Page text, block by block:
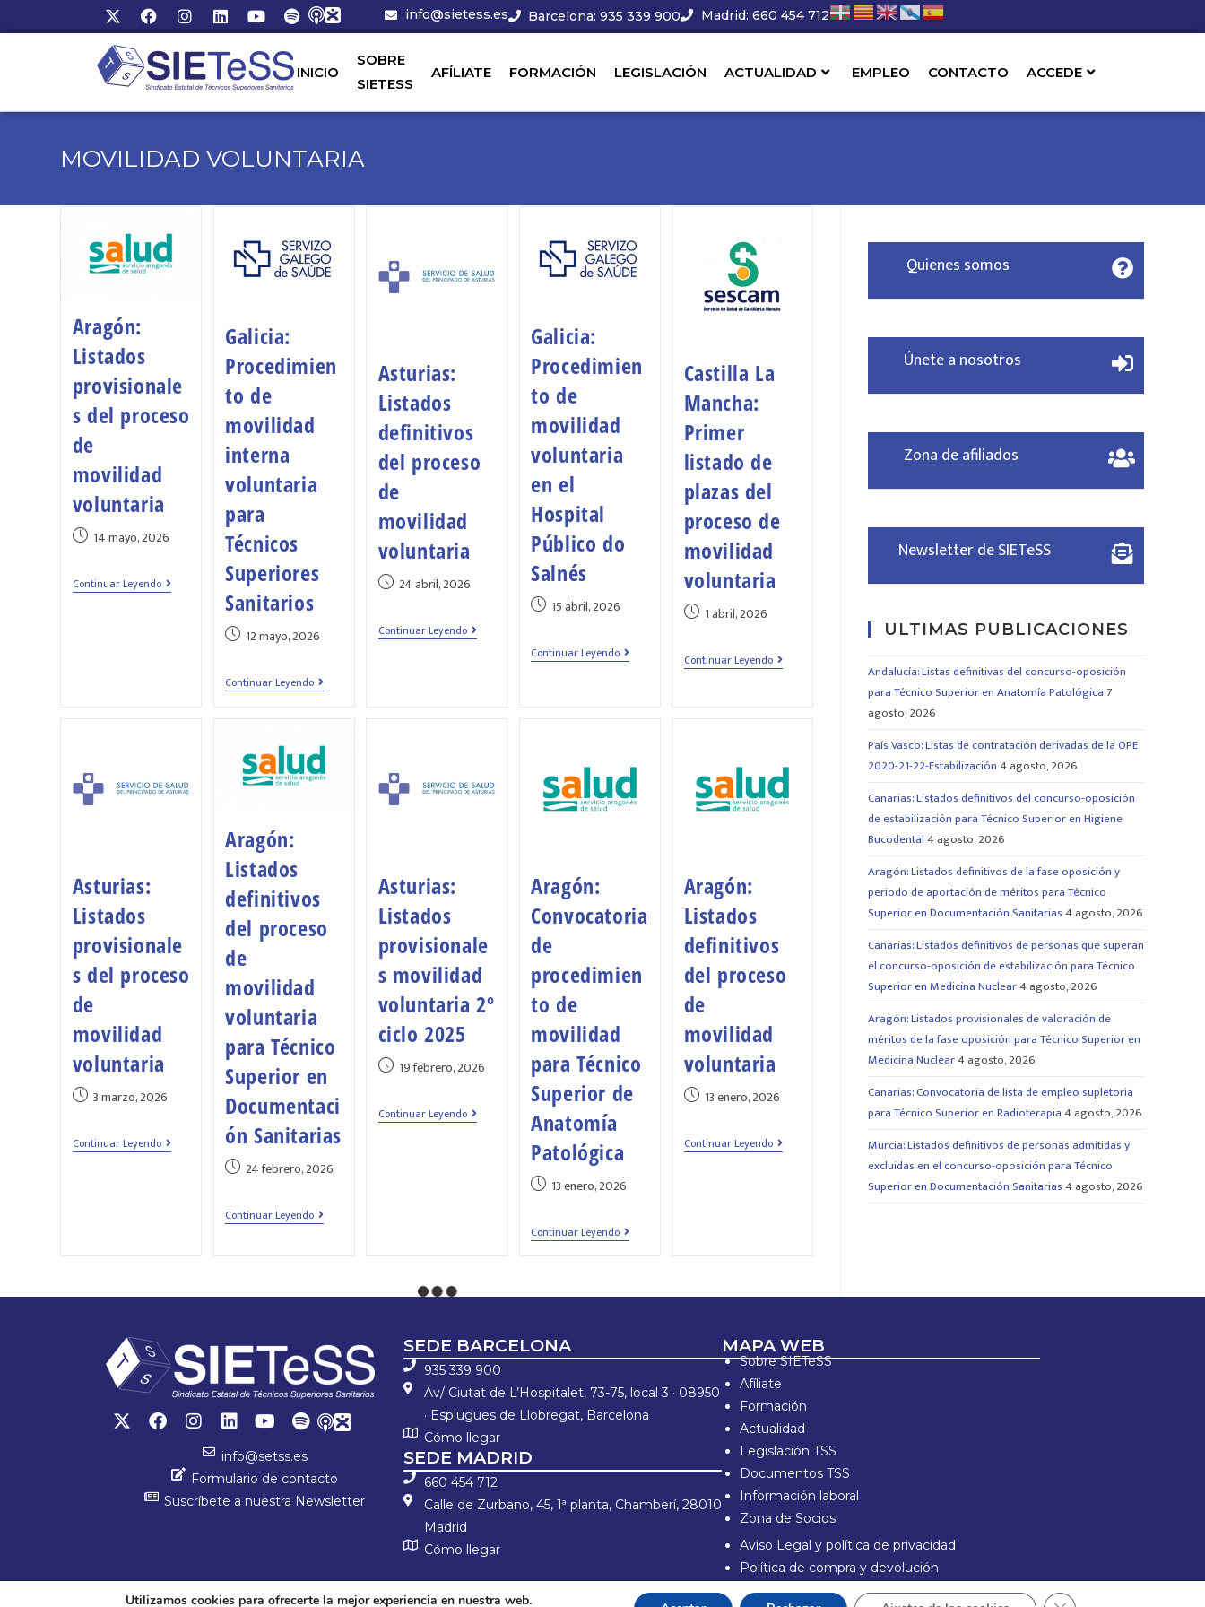
info@sietess.es Barcelona: 935 339 900 Madrid: 660 454 712
INICIO
SOBRE
SIETESS
AFÍLIATE FORMACIÓN LEGISLACIÓN ACTUALIDAD EMPLEO CONTACTO ACCEDE
MOVILIDAD VOLUNTARIA
Aragón:
Listados
provisionale
s del proceso
de
movilidad
voluntaria
14 mayo, 2026
Continuar Leyendo
Galicia:
Procedimien
to de
movilidad
interna
voluntaria
para
Técnicos
Superiores
Sanitarios
12 mayo, 2026
Continuar Leyendo
Asturias:
Listados
definitivos
del proceso
de
movilidad
voluntaria
24 abril, 2026
Continuar Leyendo
Galicia:
Procedimien
to de
movilidad
voluntaria
en el
Hospital
Público do
Salnés
15 abril, 2026
Continuar Leyendo
Castilla La
Mancha:
Primer
listado de
plazas del
proceso de
movilidad
voluntaria
1 abril, 2026
Continuar Leyendo
Asturias:
Listados
provisionale
s del proceso
de
movilidad
voluntaria
3 marzo, 2026
Continuar Leyendo
Aragón:
Listados
definitivos
del proceso
de
movilidad
voluntaria
para Técnico
Superior en
Documentaci
ón Sanitarias
24 febrero, 2026
Continuar Leyendo
Asturias:
Listados
provisionale
s movilidad
voluntaria 2º
ciclo 2025
19 febrero, 2026
Continuar Leyendo
Aragón:
Convocatoria
de
procedimien
to de
movilidad
para Técnico
Superior de
Anatomía
Patológica
13 enero, 2026
Continuar Leyendo
Aragón:
Listados
definitivos
del proceso
de
movilidad
voluntaria
13 enero, 2026
Continuar Leyendo
Quienes somos
Únete a nosotros
Zona de afiliados
Newsletter de SIETeSS
ULTIMAS PUBLICACIONES
Andalucía: Listas definitivas del concurso-oposición
para Técnico Superior en Anatomía Patológica 7
agosto, 2026
País Vasco: Listas de contratación derivadas de la OPE
2020-21-22-Estabilización4 agosto, 2026
Canarias: Listados definitivos del concurso-oposición
de estabilización para Técnico Superior en Higiene
Bucodental4 agosto, 2026
Aragón: Listados definitivos de la fase oposición y
periodo de aportación de méritos para Técnico
Superior en Documentación Sanitarias4 agosto, 2026
Canarias: Listados definitivos de personas que superan
el concurso-oposición de estabilización para Técnico
Superior en Medicina Nuclear4 agosto, 2026
Aragón: Listados provisionales de valoración de
méritos de la fase oposición para Técnico Superior en
Medicina Nuclear4 agosto, 2026
Canarias: Convocatoria de lista de empleo supletoria
para Técnico Superior en Radioterapia4 agosto, 2026
Murcia: Listados definitivos de personas admitidas y
excluidas en el concurso-oposición para Técnico
Superior en Documentación Sanitarias4 agosto, 2026
info@setss.es
Formulario de contacto
Suscríbete a nuestra Newsletter
SEDE BARCELONA
935 339 900
Av/ Ciutat de L’Hospitalet, 73-75, local 3 · 08950
· Esplugues de Llobregat, Barcelona
Cómo llegar
SEDE MADRID
660 454 712
Calle de Zurbano, 45, 1ª planta, Chamberí, 28010
Madrid
Cómo llegar
MAPA WEB
Sobre SIETeSS
Afíliate
Formación
Actualidad
Legislación TSS
Documentos TSS
Información laboral
Zona de Socios
Aviso Legal y política de privacidad
Política de compra y devolución
Política de Cookies
Utilizamos cookies para ofrecerte la mejor experiencia en nuestra web. Cerrar el banner de